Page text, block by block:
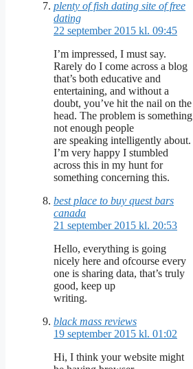
plenty of fish dating site of free
dating
22 september 2015 kl. 09:45
I’m impressed, I must say.
Rarely do I come across a blog
that’s both educative and
entertaining, and without a
doubt, you’ve hit the nail on the
head. The problem is something
not enough people
are speaking intelligently about.
I’m very happy I stumbled
across this in my hunt for
something concerning this.
best place to buy quest bars
canada
21 september 2015 kl. 20:53
Hello, everything is going
nicely here and ofcourse every
one is sharing data, that’s truly
good, keep up
writing.
black mass reviews
19 september 2015 kl. 01:02
Hi, I think your website might